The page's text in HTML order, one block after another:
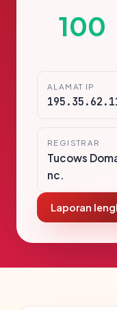
100
ALAMAT IP
REGISTRAR
Tucows
nc.
Laporan